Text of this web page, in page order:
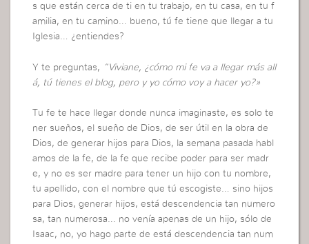
s que están cerca de ti en tu trabajo, en tu casa, en tu f
amilia, en tu camino… bueno, tú fe tiene que llegar a tu
Iglesia… ¿entiendes?
Y te preguntas,
“Viviane, ¿cómo mi fe va a llegar más all
á, tú tienes el blog, pero y yo cómo voy a hacer yo?»
Tu fe te hace llegar donde nunca imaginaste, es solo te
ner sueños, el sueño de Dios, de ser útil en la obra de
Dios, de generar hijos para Dios, la semana pasada habl
amos de la fe, de la fe que recibe poder para ser madr
e, y no es ser madre para tener un hijo con tu nombre,
tu apellido, con el nombre que tú escogiste… sino hijos
para Dios, generar hijos, está descendencia tan numero
sa, tan numerosa… no venía apenas de un hijo, sólo de
Isaac, no, yo hago parte de está descendencia tan num